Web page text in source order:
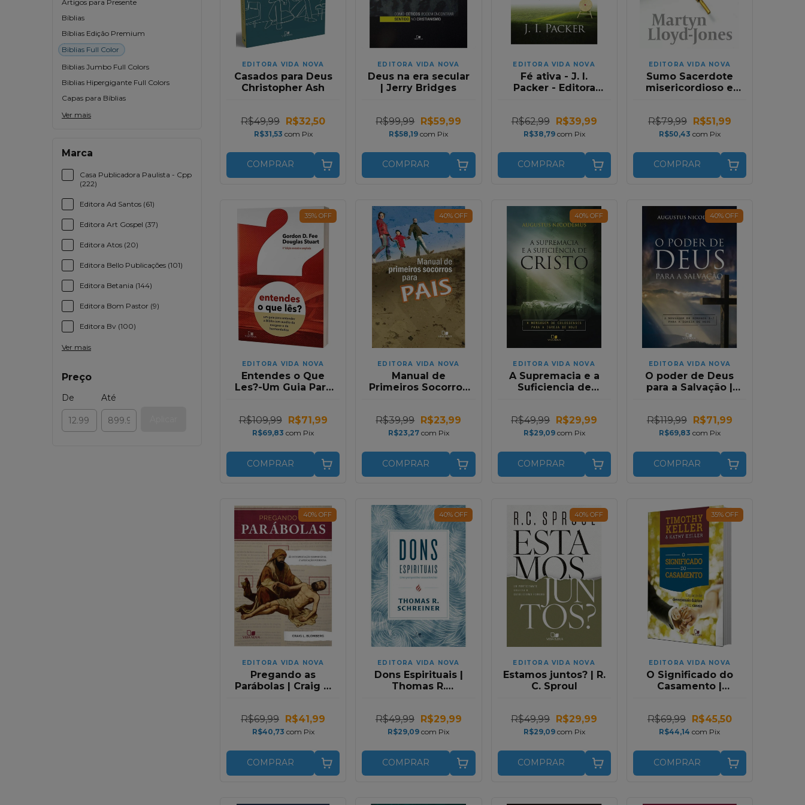
Artigos para Presente
Bíblias
Bíblias Edição Premium
Biblias Full Color
Biblias Jumbo Full Colors
Biblias Hipergigante Full Colors
Capas para Bíblias
Ver mais
Marca
Casa Publicadora Paulista - Cpp
(222)
Editora Ad Santos (61)
Editora Art Gospel (37)
Editora Atos (20)
Editora Bello Publicações (101)
Editora Betania (144)
Editora Bom Pastor (9)
Editora Bv (100)
Ver mais
Preço
De
Até
EDITORA VIDA NOVA
Casados para Deus
Christopher Ash
R$49,99 R$32,50
R$31,53 com Pix
COMPRAR
EDITORA VIDA NOVA
Deus na era secular
| Jerry Bridges
R$99,99 R$59,99
R$58,19com Pix
COMPRAR
EDITORA VIDA NOVA
Fé ativa - J. I.
Packer - Editora
R$62,99 R$39,99
R$38,79 com Pix
COMPRAR
EDITORA VIDA NOVA
Sumo Sacerdote
misericordioso e
R$79,99 R$51,99
R$50,43 com Pix
COMPRAR
35%OFF
EDITORA VIDA NOVA
Entendes o Que
Les?-Um Guia Para
Exegese
R$109,99 R$71,99
R$69,83com Pix
COMPRAR
40% OFF
EDITORA VIDA NOVA
Manual de
Primeiros Socorros
R$39,99 R$23,99
R$23,27 com Pix
COMPRAR
40% OFF
EDITORA VIDA NOVA
A Supremacia e a
Suficiencia de
Colossenses Para a
Igreja de Hoje)
R$49,99 R$29,99
R$29,09 com Pix
COMPRAR
40% OFF
EDITORA VIDA NOVA
O poder de Deus
para a Salvação |
R$119,99 R$71,99
R$69,83 com Pix
COMPRAR
40%OFF
EDITORA VIDA NOVA
Pregando as
Parábolas | Craig L.
R$69,99
R$41,99
R$40,73 com Pix
COMPRAR
40% OFF
EDITORA VIDA NOVA
Dons Espirituais |
Thomas R.
R$49,99
R$29,99
R$29,09com Pix
COMPRAR
40% OFF
EDITORA VIDA NOVA
Estamos juntos? | R.
C. Sproul
R$49,99 R$29,99
R$29,09 com Pix
COMPRAR
35% OFF
EDITORA VIDA NOVA
O Significado do
Casamento |
Kathy Keller
R$69,99 R$45,50
R$44,14com Pix
COMPRAR